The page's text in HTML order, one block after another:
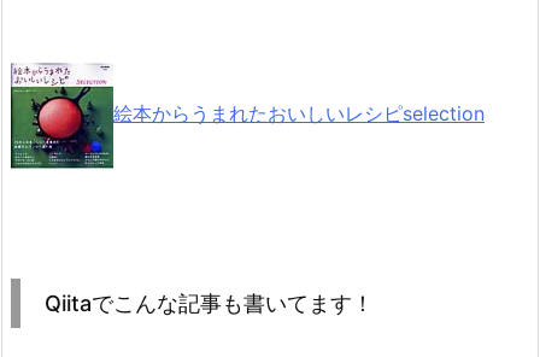
絵本からうまれたおいしいレシピselection
Qiitaでこんな記事も書いてます！